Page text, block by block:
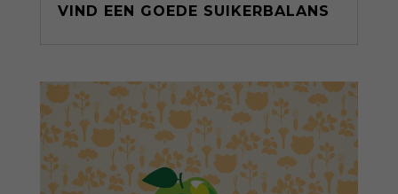
VIND EEN GOEDE SUIKERBALANS